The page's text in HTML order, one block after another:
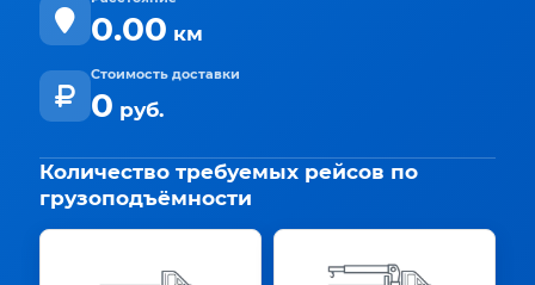
0.00 км
Стоимость доставки
0 руб.
Количество требуемых рейсов по
грузоподъёмности